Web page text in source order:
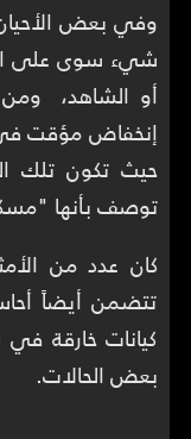
وفي بعض
شيء سوى على
أو الشاهد،
إنخفاض مؤقت في
حيث تكون تلك
توصف بأنها
كان عدد من
تتضمن أيضاً
كيانات خارقة
بعض الحالات.